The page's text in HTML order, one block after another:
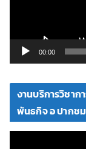
ดี
00:00
งานบริการวิชา
พันธกิจ อ ปากชม